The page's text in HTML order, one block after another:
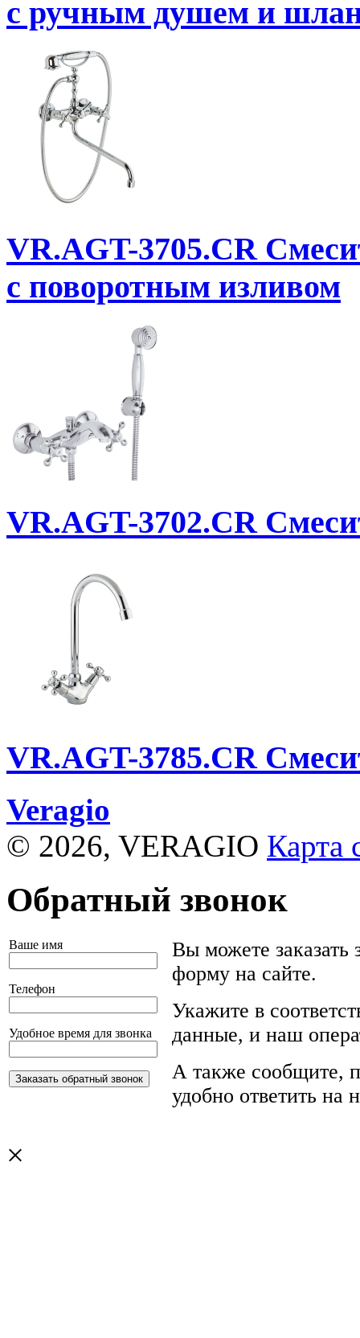
с ручным душем и
VR.AGT-3705.CR
с поворотным изливом
VR.AGT-3702.CR
VR.AGT-3785.CR
Veragio
© 2026, VERAGIO Карта
Обратный звонок
Ваше имя
Телефон
Удобное время для звонка
Вы можете заказать
форму на сайте.
Укажите в
данные, и наш
А также сообщите,
удобно ответить на
×